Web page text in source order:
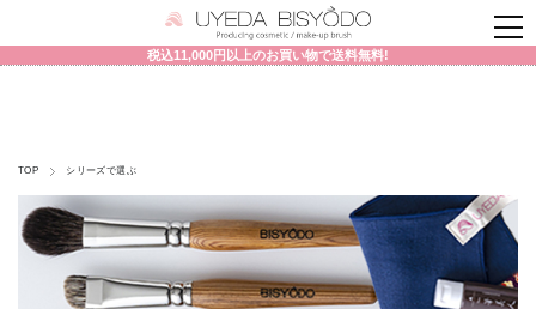
税込11,000円以上のお買い物で送料無料!
TOP シリーズで選ぶ